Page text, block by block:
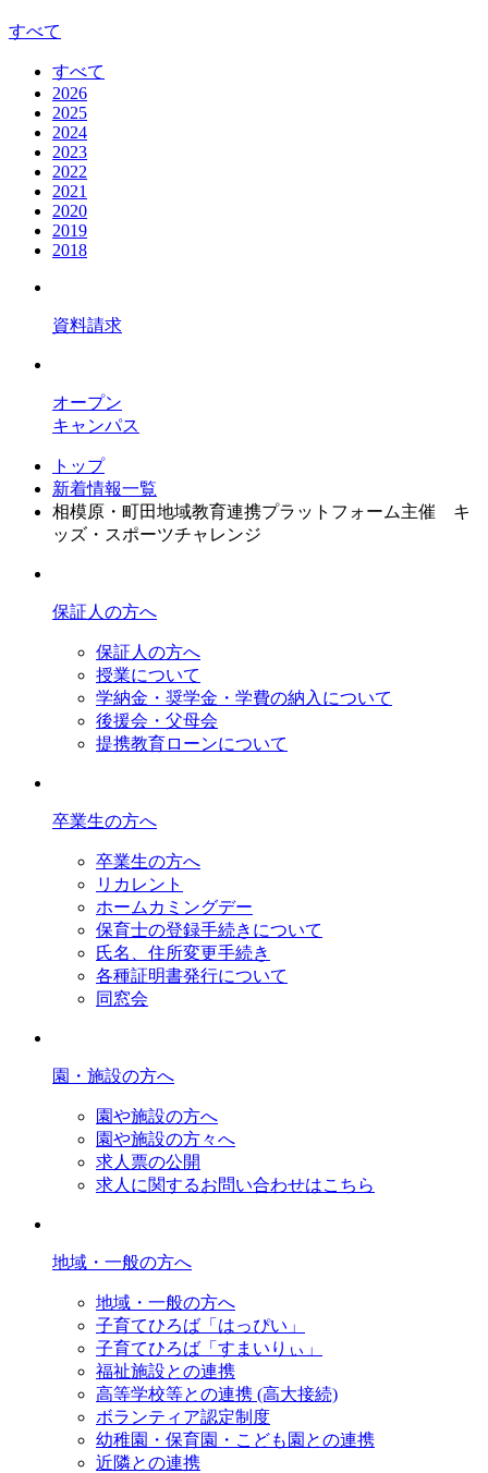
すべて
すべて
2026
2025
2024
2023
2022
2021
2020
2019
2018
資料請求
オープン
キャンパス
トップ
新着情報一覧
相模原・町田地域教育連携プラットフォーム主催 キ
ッズ・スポーツチャレンジ
保証人の方へ
保証人の方へ
授業について
学納金・奨学金・学費の納入について
後援会・父母会
提携教育ローンについて
卒業生の方へ
卒業生の方へ
リカレント
ホームカミングデー
保育士の登録手続きについて
氏名、住所変更手続き
各種証明書発行について
同窓会
園・施設の方へ
園や施設の方へ
園や施設の方々へ
求人票の公開
求人に関するお問い合わせはこちら
地域・一般の方へ
地域・一般の方へ
子育てひろば「はっぴい」
子育てひろば「すまいりぃ」
福祉施設との連携
高等学校等との連携 (高大接続)
ボランティア認定制度
幼稚園・保育園・こども園との連携
近隣との連携